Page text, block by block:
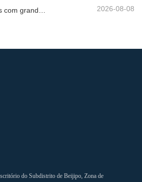
2026-08-08
do Subdistrito de Beijipo, Zona de